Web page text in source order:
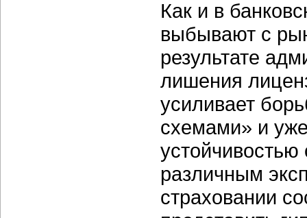
Как и в
выбывают с
результате
лишения
усиливает
схемами» и
различным
страховании